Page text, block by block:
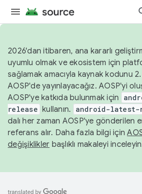
2026'dan itibaren, ana kararlı
uyumlu olmak ve ekosistem için
sağlamak amacıyla kaynak kodunu
AOSP'de yayınlayacağız. AOSP'yi
AOSP'ye katkıda bulunmak için
release kullanın. android-latest-
dalı her zaman AOSP'ye gönderilen
referans alır. Daha fazla bilgi için
değişiklikler başlıklı makaleyi